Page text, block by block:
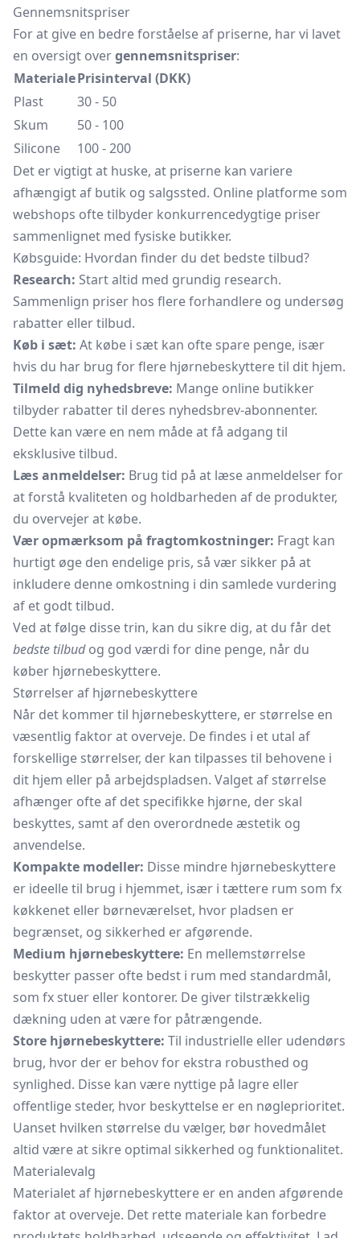
Gennemsnitspriser
For at give en bedre forståelse af priserne, har vi lavet
en oversigt overgennemsnitspriser:
MaterialePrisinterval (DKK)
Plast
30 - 50
Skum
50 - 100
Silicone
100 - 200
Det er vigtigt at huske, at priserne kan variere
afhængigt af butik og salgssted. Online platforme som
webshops ofte tilbyder konkurrencedygtige priser
sammenlignet med fysiske butikker.
Købsguide: Hvordan finder du det bedste tilbud?
Research: Start altid med grundig research.
Sammenlign priser hos flere forhandlere og undersøg
rabatter eller tilbud.
Køb i sæt: At købe i sæt kan ofte spare penge, især
hvis du har brug for flere hjørnebeskyttere til dit hjem.
Tilmeld dig nyhedsbreve: Mange online butikker
tilbyder rabatter til deres nyhedsbrev-abonnenter.
Dette kan være en nem måde at få adgang til
eksklusive tilbud.
Læs anmeldelser: Brug tid på at læse anmeldelser for
at forstå kvaliteten og holdbarheden af de produkter,
du overvejer at købe.
Vær opmærksom på fragtomkostninger: Fragt kan
hurtigt øge den endelige pris, så vær sikker på at
inkludere denne omkostning i din samlede vurdering
af et godt tilbud.
Ved at følge disse trin, kan du sikre dig, at du får det
bedste tilbudog god værdi for dine penge, når du
køber hjørnebeskyttere.
Størrelser af hjørnebeskyttere
Når det kommer til hjørnebeskyttere, er størrelse en
væsentlig faktor at overveje. De findes i et utal af
forskellige størrelser, der kan tilpasses til behovene i
dit hjem eller på arbejdspladsen. Valget af størrelse
afhænger ofte af det specifikke hjørne, der skal
beskyttes, samt af den overordnede æstetik og
anvendelse.
Kompakte modeller: Disse mindre hjørnebeskyttere
er ideelle til brug i hjemmet, især i tættere rum som fx
køkkenet eller børneværelset, hvor pladsen er
begrænset, og sikkerhed er afgørende.
Medium hjørnebeskyttere: En mellemstørrelse
beskytter passer ofte bedst i rum med standardmål,
som fx stuer eller kontorer. De giver tilstrækkelig
dækning uden at være for påtrængende.
Store hjørnebeskyttere: Til industrielle eller udendørs
brug, hvor der er behov for ekstra robusthed og
synlighed. Disse kan være nyttige på lagre eller
offentlige steder, hvor beskyttelse er en nøgleprioritet.
Uanset hvilken størrelse du vælger, bør hovedmålet
altid være at sikre optimal sikkerhed og funktionalitet.
Materialevalg
Materialet af hjørnebeskyttere er en anden afgørende
faktor at overveje. Det rette materiale kan forbedre